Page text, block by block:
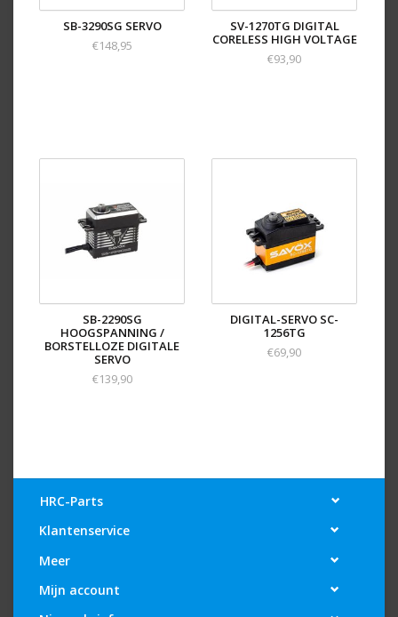
SB-3290SG SERVO
€148,95
SV-1270TG DIGITAL
CORELESS HIGH VOLTAGE
€93,90
SB-2290SG
HOOGSPANNING /
BORSTELLOZE DIGITALE
SERVO
€139,90
DIGITAL-SERVO SC-
1256TG
€69,90
HRC-Parts
Klantenservice
Meer
Mijn account